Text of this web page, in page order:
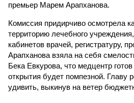
премьер Марем Арапханова.
Комиссия придирчиво осмотрела
территорию лечебного
кабинетов врачей, регистратуру,
Арапханова взяла на себя
Бека Евкурова, что медцентр
открытия будет помпезной. Главу
удивить, выкинув на ветер